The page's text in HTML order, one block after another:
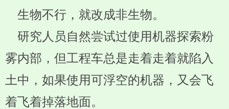
生物不行，就改成非生物。
研究人员自然尝试过使用机器探索粉
雾内部，但工程车总是走着走着就陷入
土中，如果使用可浮空的机器，又会飞
着飞着掉落地面。